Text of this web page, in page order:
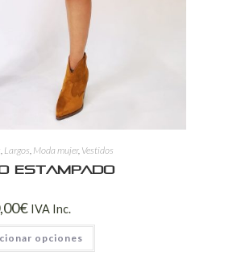
Largos Moda mujer, Vestidos
estampado
€ IVA Inc.
opciones